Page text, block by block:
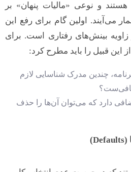
و نوعی «مالیات پنهان» بر
می‌آیند. اولین گام برای رفع این
زاویه بینش‌های رفتاری است. برای
این قبیل را باید مطرح کرد:
چندین مدرک شناسایی لازم
دارد که می‌توان آن‌ها را حذف